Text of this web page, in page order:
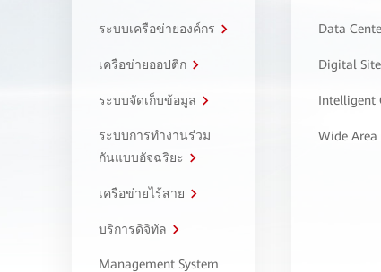
ระบบเครือข่ายองค์กร
เครือข่ายออปติก
ระบบจัดเก็บข้อมูล
ระบบการทำงานร่วม
กันแบบอัจฉริยะ
เครือข่ายไร้สาย
บริการดิจิทัล
Management System
Data
Digital Site
Intelligent
Wide